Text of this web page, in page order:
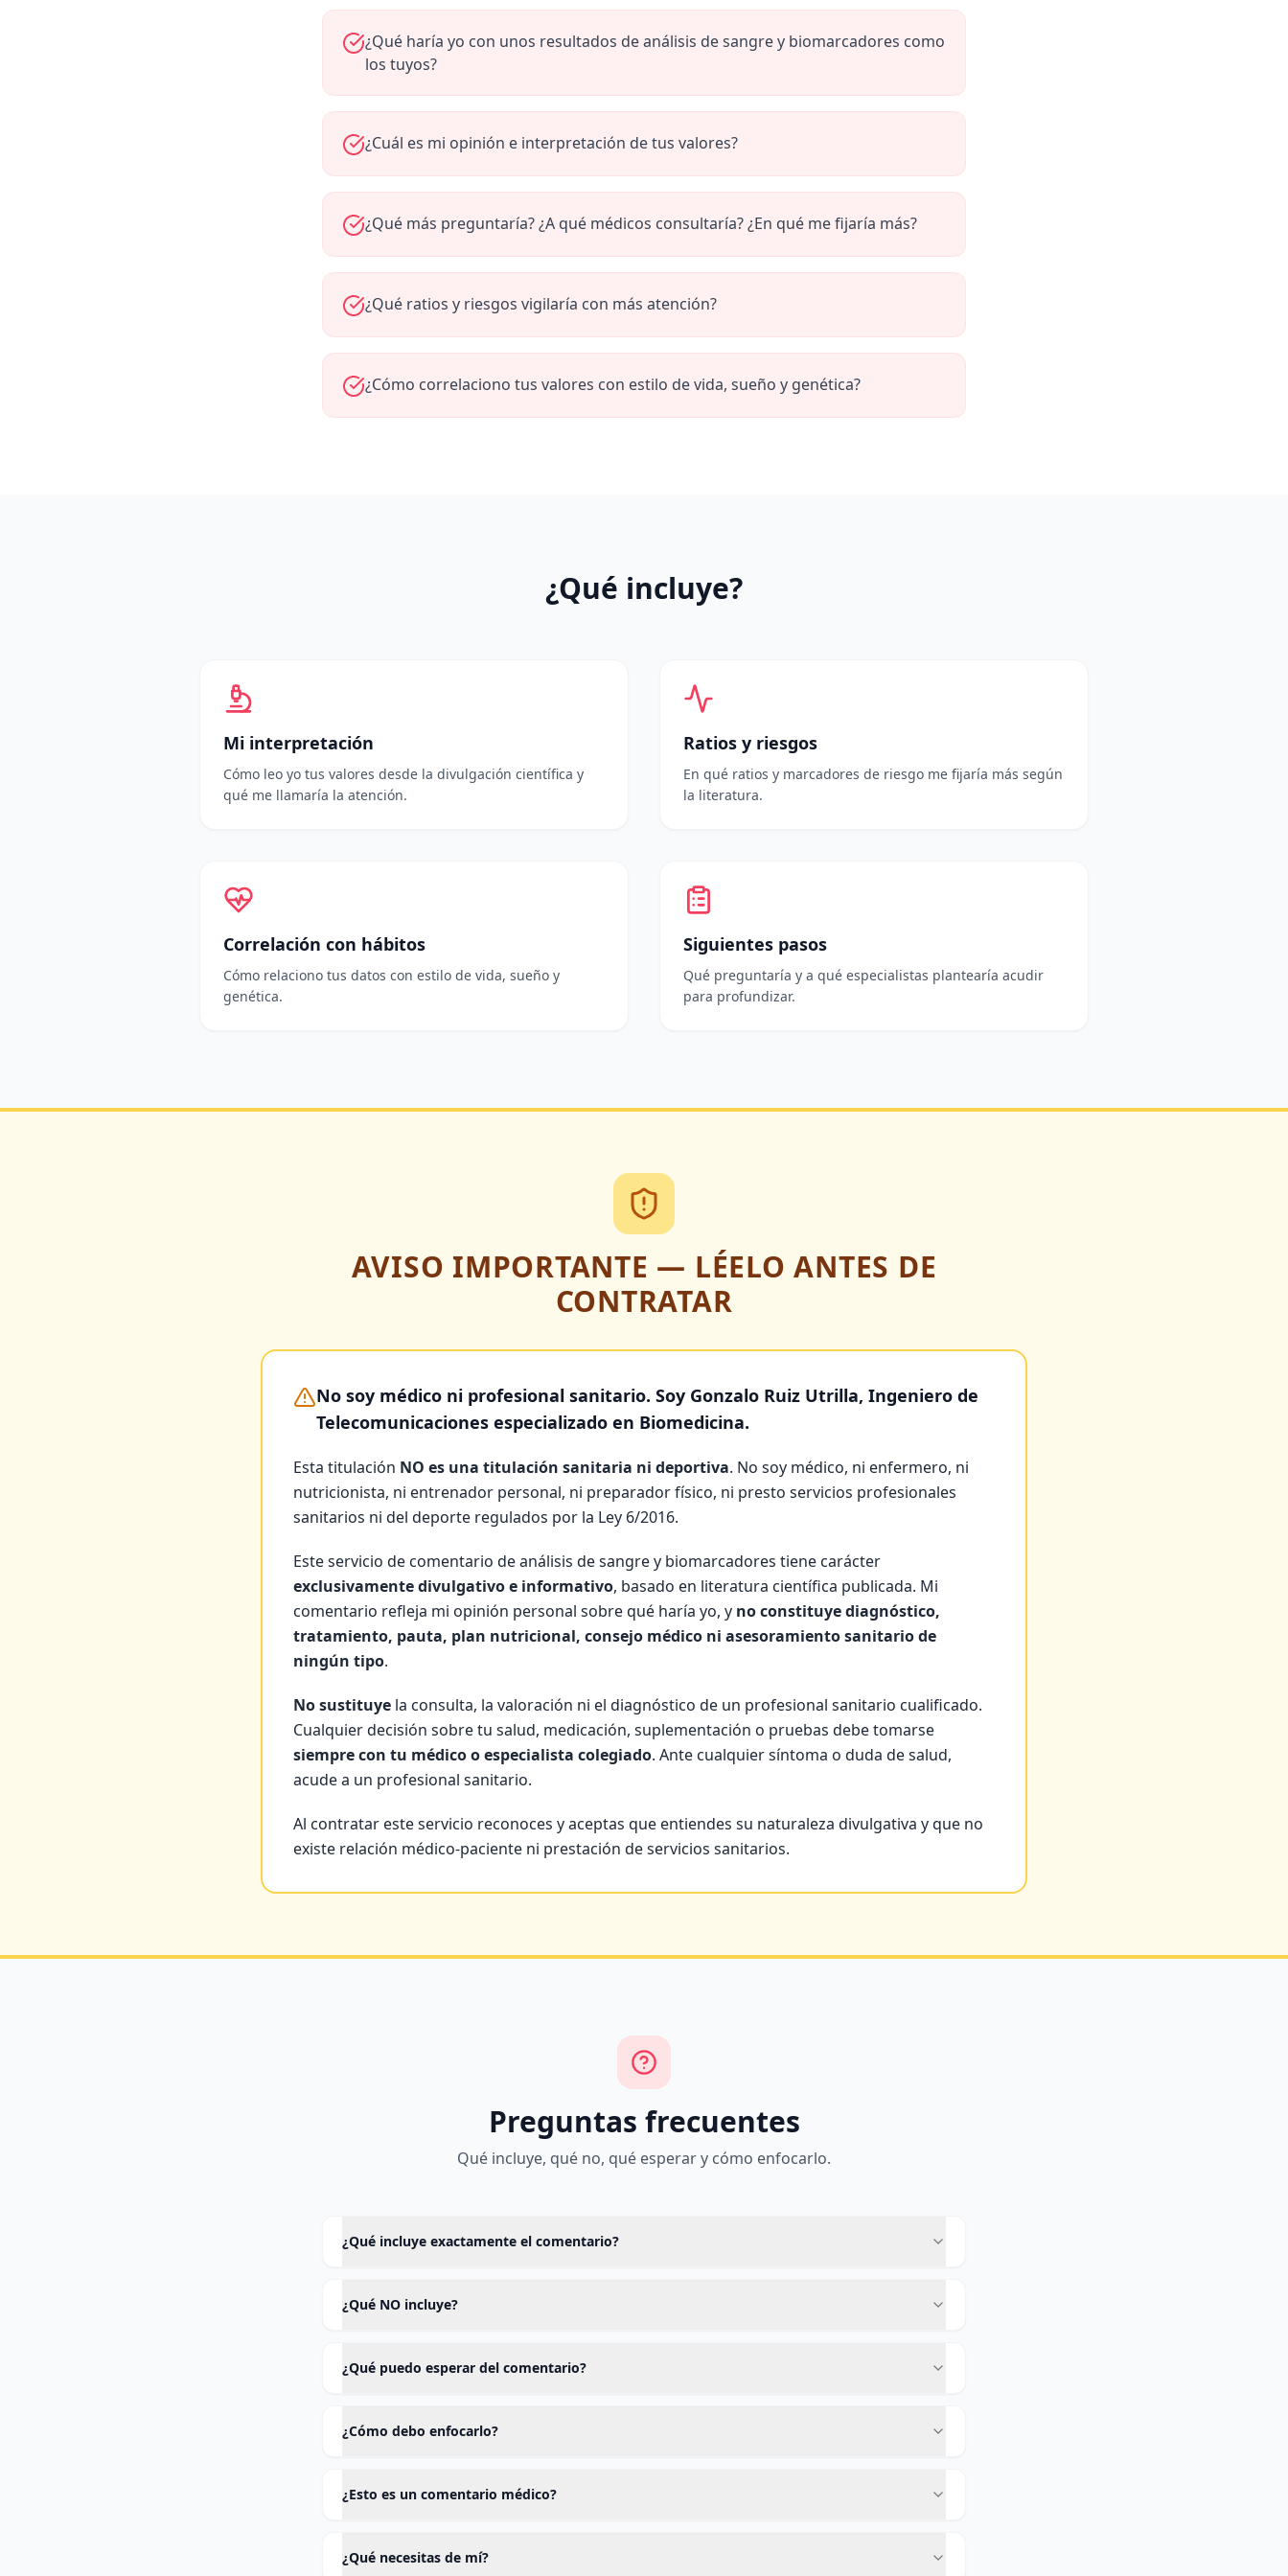
¿Qué haría yo con unos resultados de análisis de sangre y biomarcadores como
los tuyos?
¿Cuál es mi opinión e interpretación de tus valores?
¿Qué más preguntaría? ¿A qué médicos consultaría? ¿En qué me fijaría más?
¿Qué ratios y riesgos vigilaría con más atención?
¿Cómo correlaciono tus valores con estilo de vida, sueño y genética?
¿Qué incluye?
Mi interpretación
Cómo leo yo tus valores desde la divulgación científica y
qué me llamaría la atención.
Ratios y riesgos
En qué ratios y marcadores de riesgo me fijaría más según
la literatura.
Correlación con hábitos
Cómo relaciono tus datos con estilo de vida, sueño y
genética.
Siguientes pasos
Qué preguntaría y a qué especialistas plantearía acudir
para profundizar.
AVISO IMPORTANTE — LÉELO ANTES DE
CONTRATAR
No soy médico ni profesional sanitario. Soy Gonzalo Ruiz Utrilla, Ingeniero de
Telecomunicaciones especializado en Biomedicina.
Esta titulación NO es una titulación sanitaria ni deportiva. No soy médico, ni enfermero, ni
nutricionista, ni entrenador personal, ni preparador físico, ni presto servicios profesionales
sanitarios ni del deporte regulados por la Ley 6/2016.
Este servicio de comentario de análisis de sangre y biomarcadores tiene carácter
exclusivamente divulgativo e informativo, basado en literatura científica publicada. Mi
comentario refleja mi opinión personal sobre qué haría yo, y no constituye diagnóstico,
tratamiento, pauta, plan nutricional, consejo médico ni asesoramiento sanitario de
ningún tipo.
No sustituye la consulta, la valoración ni el diagnóstico de un profesional sanitario cualificado.
Cualquier decisión sobre tu salud, medicación, suplementación o pruebas debe tomarse
siempre con tu médico o especialista colegiado. Ante cualquier síntoma o duda de salud,
acude a un profesional sanitario.
Al contratar este servicio reconoces y aceptas que entiendes su naturaleza divulgativa y que no
existe relación médico-paciente ni prestación de servicios sanitarios.
Preguntas frecuentes
Qué incluye, qué no, qué esperar y cómo enfocarlo.
¿Qué incluye exactamente el comentario?
¿Qué NO incluye?
¿Qué puedo esperar del comentario?
¿Cómo debo enfocarlo?
¿Esto es un comentario médico?
¿Qué necesitas de mí?